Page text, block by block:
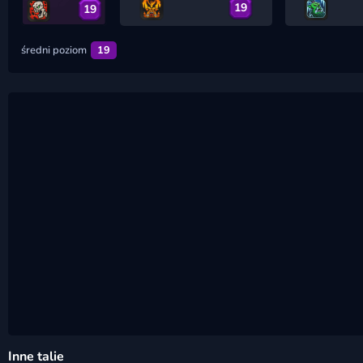
19 19
średni poziom 19
Inne talie